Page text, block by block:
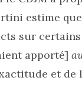
estime
sur
apporté]
et de